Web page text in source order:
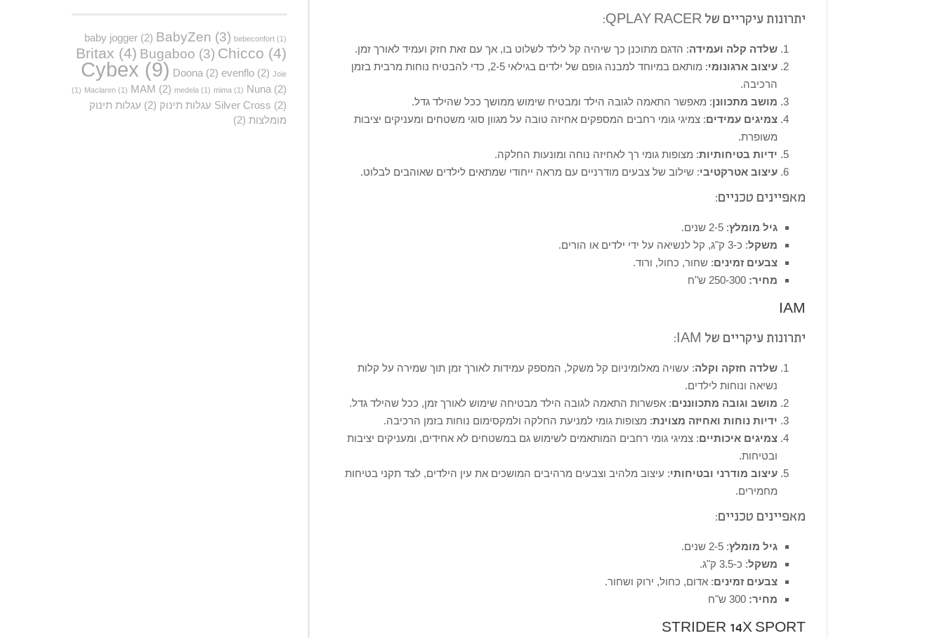
יתרונות עיקריים של QPLAY RACER:
שלדה קלה ועמידה: הדגם מתוכנן כך שיהיה קל לילד לשלוט בו, אך עם זאת חזק ועמיד לאורך זמן.
עיצוב ארגונומי
: מותאם במיוחד למבנה גופם של ילדים בגילאי 2-5, כדי להבטיח נוחות מרבית בזמן
הרכיבה.
מושב מתכוונן: מאפשר התאמה לגובה הילד ומבטיח שימוש ממושך ככל שהילד גדל.
צמיגים עמידים: צמיגי גומי רחבים המספקים אחיזה טובה על מגוון סוגי משטחים ומעניקים יציבות
משופרת.
ידיות בטיחותיות: מצופות גומי רך לאחיזה נוחה ומונעות החלקה.
עיצוב אטרקטיבי: שילוב של צבעים מודרניים עם מראה ייחודי שמתאים לילדים שאוהבים לבלוט.
מאפיינים טכניים:
גיל מומלץ: 2-5 שנים.
משקל: כ-3 ק"ג, קל לנשיאה על ידי ילדים או הורים.
צבעים זמינים: שחור, כחול, ורוד.
מחיר: 250-300 ש"ח
IAM
יתרונות עיקריים של IAM:
שלדה חזקה וקלה: עשויה מאלומיניום קל משקל, המספק עמידות לאורך זמן תוך שמירה על קלות
נשיאה ונוחות לילדים.
מושב וגובה מתכווננים: אפשרות התאמה לגובה הילד מבטיחה שימוש לאורך זמן, ככל שהילד גדל.
ידיות נוחות ואחיזה מצוינת: מצופות גומי למניעת החלקה ולמקסימום נוחות בזמן הרכיבה.
צמיגים איכותיים: צמיגי גומי רחבים המותאמים לשימוש גם במשטחים לא אחידים, ומעניקים יציבות
ובטיחות.
עיצוב מודרני ובטיחותי: עיצוב מלהיב וצבעים מרהיבים המושכים את עין הילדים, לצד תקני בטיחות
מחמירים.
מאפיינים טכניים:
גיל מומלץ: 2-5 שנים.
משקל: כ-3.5 ק"ג.
צבעים זמינים: אדום, כחול, ירוק ושחור.
מחיר: 300 ש"ח
STRIDER 14X SPORT
baby jogger (2) BabyZen (3) bebeconfort (1)
Britax (4) Bugaboo (3) Chicco (4)
Cybex (9) Doona (2) evenflo (2) Joie
(1) Maclaren (1) MAM (2) medela (1) mima (1) Nuna (2)
Silver Cross (2) עגלות תינוק (2)
עגלות תינוק
מומלצות (2)